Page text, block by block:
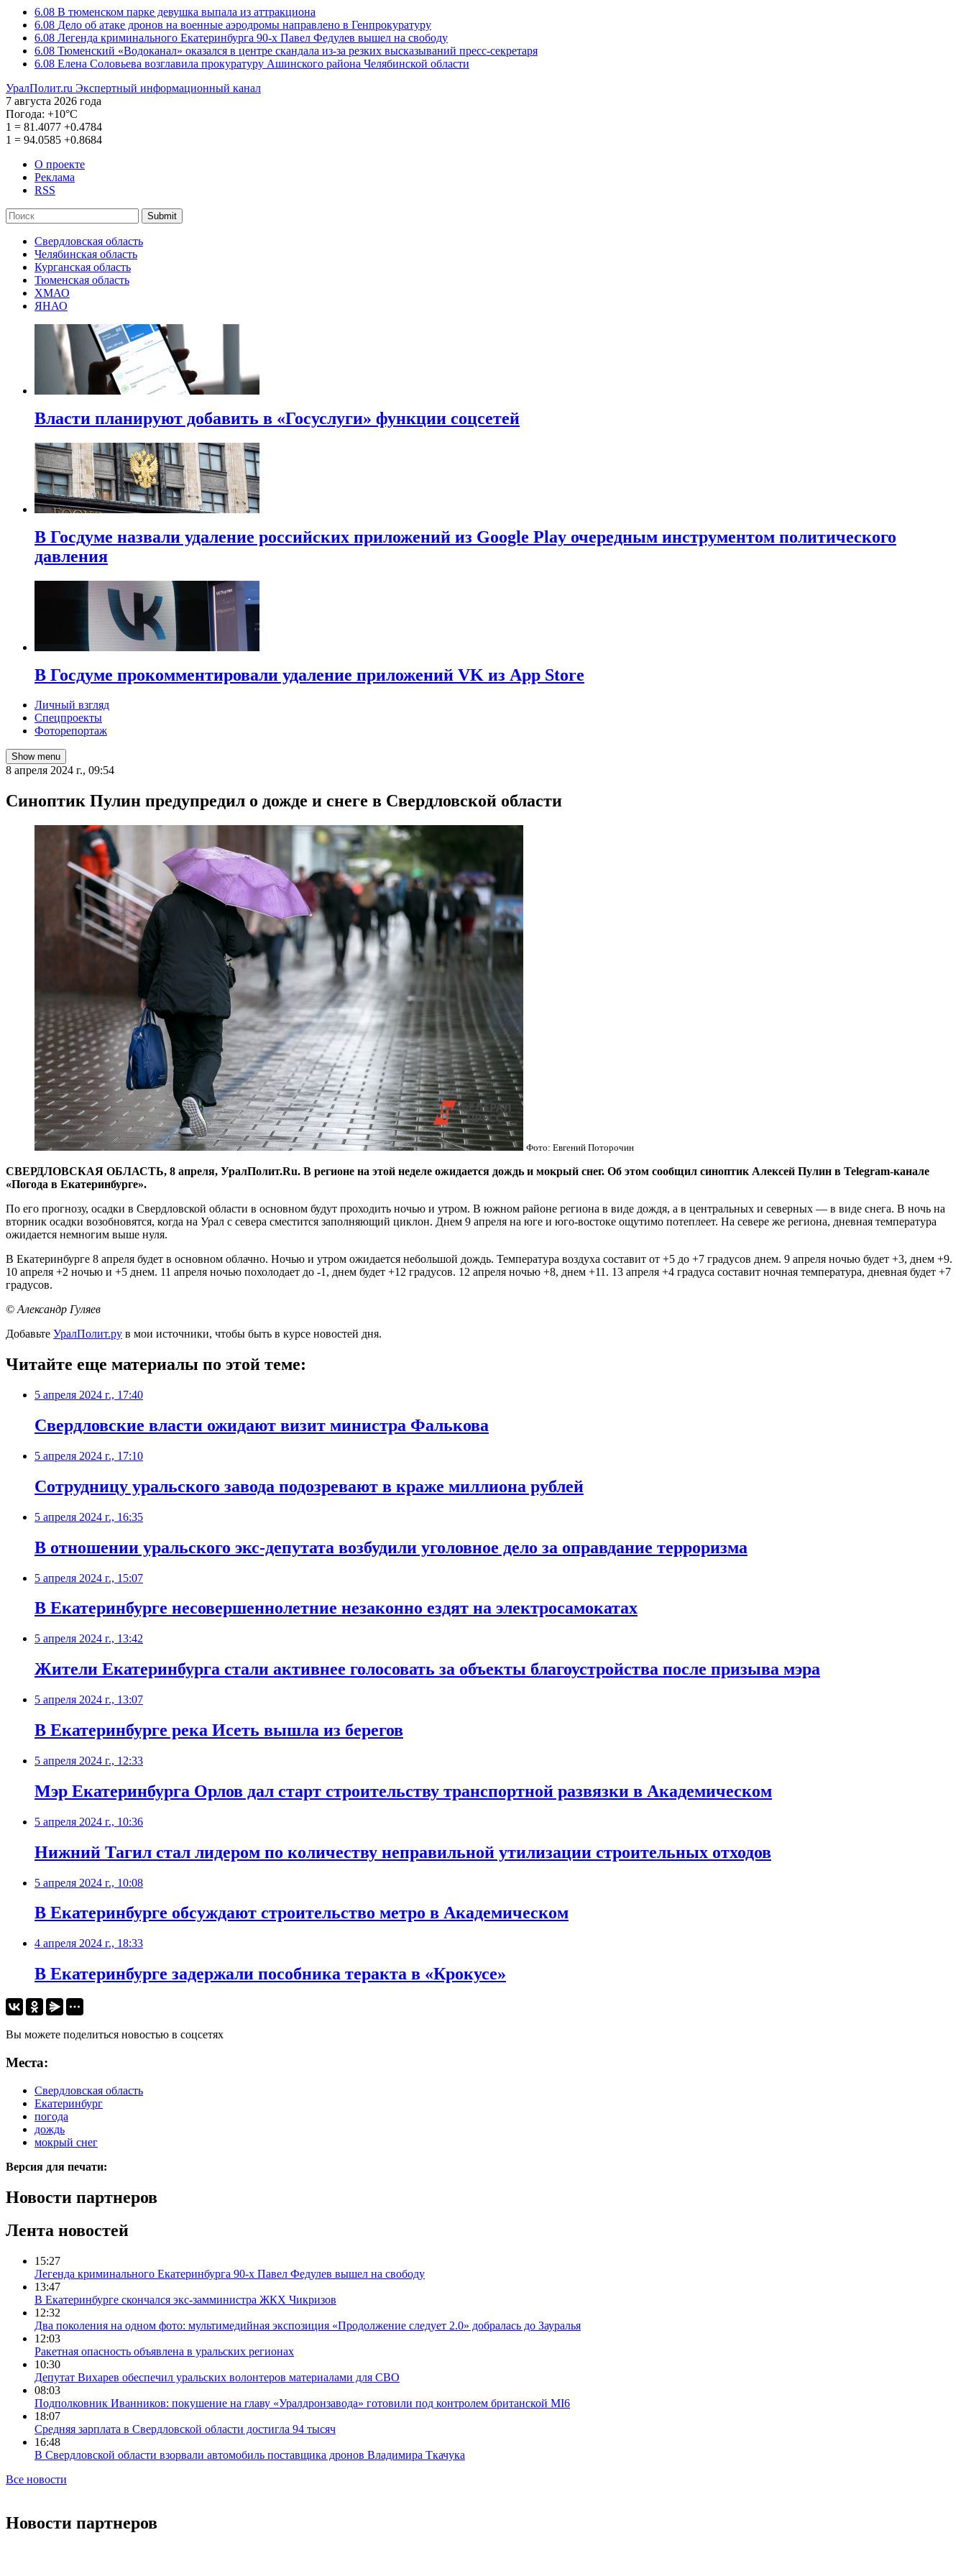
6.08 В тюменском парке девушка выпала из аттракциона
6.08 Дело об атаке дронов на военные аэродромы направлено в Генпрокуратуру
6.08 Легенда криминального Екатеринбурга 90-х Павел Федулев вышел на свободу
6.08 Тюменский «Водоканал» оказался в центре скандала из-за резких высказываний пресс-секретаря
6.08 Елена Соловьева возглавила прокуратуру Ашинского района Челябинской области
УралПолит.ru Экспертный информационный канал
7 августа 2026 года
Погода: +10°С
1 = 81.4077 +0.4784
1 = 94.0585 +0.8684
О проекте
Реклама
RSS
Submit
Свердловская область
Челябинская область
Курганская область
Тюменская область
ХМАО
ЯНАО
Власти планируют добавить в «Госуслуги» функции соцсетей
В Госдуме назвали удаление российских приложений из Google Play очередным инструментом политического
давления
В Госдуме прокомментировали удаление приложений VK из App Store
Личный взгляд
Спецпроекты
Фоторепортаж
Show menu
8 апреля 2024 г., 09:54
Синоптик Пулин предупредил о дожде и снеге в Свердловской области
Фото: Евгений Поторочин
СВЕРДЛОВСКАЯ ОБЛАСТЬ, 8 апреля, УралПолит.Ru. В регионе на этой неделе ожидается дождь и мокрый снег. Об этом сообщил синоптик Алексей Пулин в Telegram-канале
«Погода в Екатеринбурге».
По его прогнозу, осадки в Свердловской области в основном будут проходить ночью и утром. В южном районе региона в виде дождя, а в центральных и северных — в виде снега. В ночь на
вторник осадки возобновятся, когда на Урал с севера сместится заполняющий циклон. Днем 9 апреля на юге и юго-востоке ощутимо потеплеет. На севере же региона, дневная температура
ожидается немногим выше нуля.
В Екатеринбурге 8 апреля будет в основном облачно. Ночью и утром ожидается небольшой дождь. Температура воздуха составит от +5 до +7 градусов днем. 9 апреля ночью будет +3, днем +9.
10 апреля +2 ночью и +5 днем. 11 апреля ночью похолодает до -1, днем будет +12 градусов. 12 апреля ночью +8, днем +11. 13 апреля +4 градуса составит ночная температура, дневная будет +7
градусов.
© Александр Гуляев
Добавьте УралПолит.ру в мои источники, чтобы быть в курсе новостей дня.
Читайте еще материалы по этой теме:
5 апреля 2024 г., 17:40
Свердловские власти ожидают визит министра Фалькова
5 апреля 2024 г., 17:10
Сотрудницу уральского завода подозревают в краже миллиона рублей
5 апреля 2024 г., 16:35
В отношении уральского экс-депутата возбудили уголовное дело за оправдание терроризма
5 апреля 2024 г., 15:07
В Екатеринбурге несовершеннолетние незаконно ездят на электросамокатах
5 апреля 2024 г., 13:42
Жители Екатеринбурга стали активнее голосовать за объекты благоустройства после призыва мэра
5 апреля 2024 г., 13:07
В Екатеринбурге река Исеть вышла из берегов
5 апреля 2024 г., 12:33
Мэр Екатеринбурга Орлов дал старт строительству транспортной развязки в Академическом
5 апреля 2024 г., 10:36
Нижний Тагил стал лидером по количеству неправильной утилизации строительных отходов
5 апреля 2024 г., 10:08
В Екатеринбурге обсуждают строительство метро в Академическом
4 апреля 2024 г., 18:33
В Екатеринбурге задержали пособника теракта в «Крокусе»
Вы можете поделиться новостью в соцсетях
Места:
Свердловская область
Екатеринбург
погода
дождь
мокрый снег
Версия для печати:
Новости партнеров
Лента новостей
15:27
Легенда криминального Екатеринбурга 90-х Павел Федулев вышел на свободу
13:47
В Екатеринбурге скончался экс-замминистра ЖКХ Чикризов
12:32
Два поколения на одном фото: мультимедийная экспозиция «Продолжение следует 2.0» добралась до Зауралья
12:03
Ракетная опасность объявлена в уральских регионах
10:30
Депутат Вихарев обеспечил уральских волонтеров материалами для СВО
08:03
Подполковник Иванников: покушение на главу «Уралдронзавода» готовили под контролем британской MI6
18:07
Средняя зарплата в Свердловской области достигла 94 тысяч
16:48
В Свердловской области взорвали автомобиль поставщика дронов Владимира Ткачука
Все новости
Новости партнеров